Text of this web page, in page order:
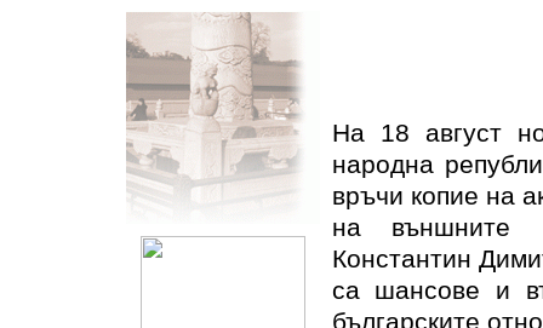
На 18 август
народна
връчи копие на
на външните
Константин
са шансове и
българските